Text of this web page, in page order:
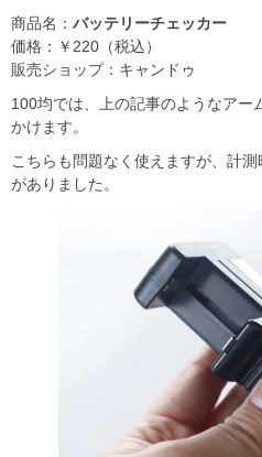
商品名： バッテリーチェッカー
価格：￥220（税込）
販売ショップ：キャンドゥ
100均では、上の記事のようなアー
かけます。
こちらも問題なく使えますが、計
がありました。